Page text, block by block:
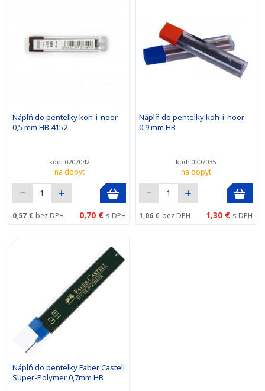
Náplň do pentelky koh-i-noor
0,5 mm HB 4152
kód: 0207042
na dopyt
0,57 € bez DPH 0,70 € s DPH
Náplň do pentelky koh-i-noor
0,9 mm HB
kód: 0207035
na dopyt
1,06 € bez DPH 1,30 € s DPH
Náplň do pentelky Faber Castell
Super-Polymer 0,7mm HB